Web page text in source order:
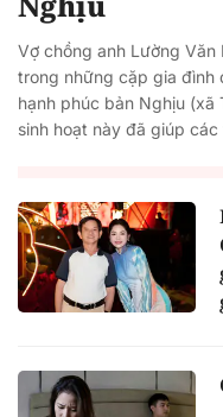
Vợ chồng anh Lường Văn
trong những cặp gia đình
hạnh phúc bản Nghịu (xã
sinh hoạt này đã giúp